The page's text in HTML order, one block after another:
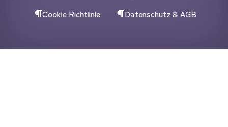
Cookie Richtlinie
Datenschutz & AGB